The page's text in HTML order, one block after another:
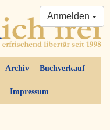
Archiv Buchverkauf
Impressum
Anmelden